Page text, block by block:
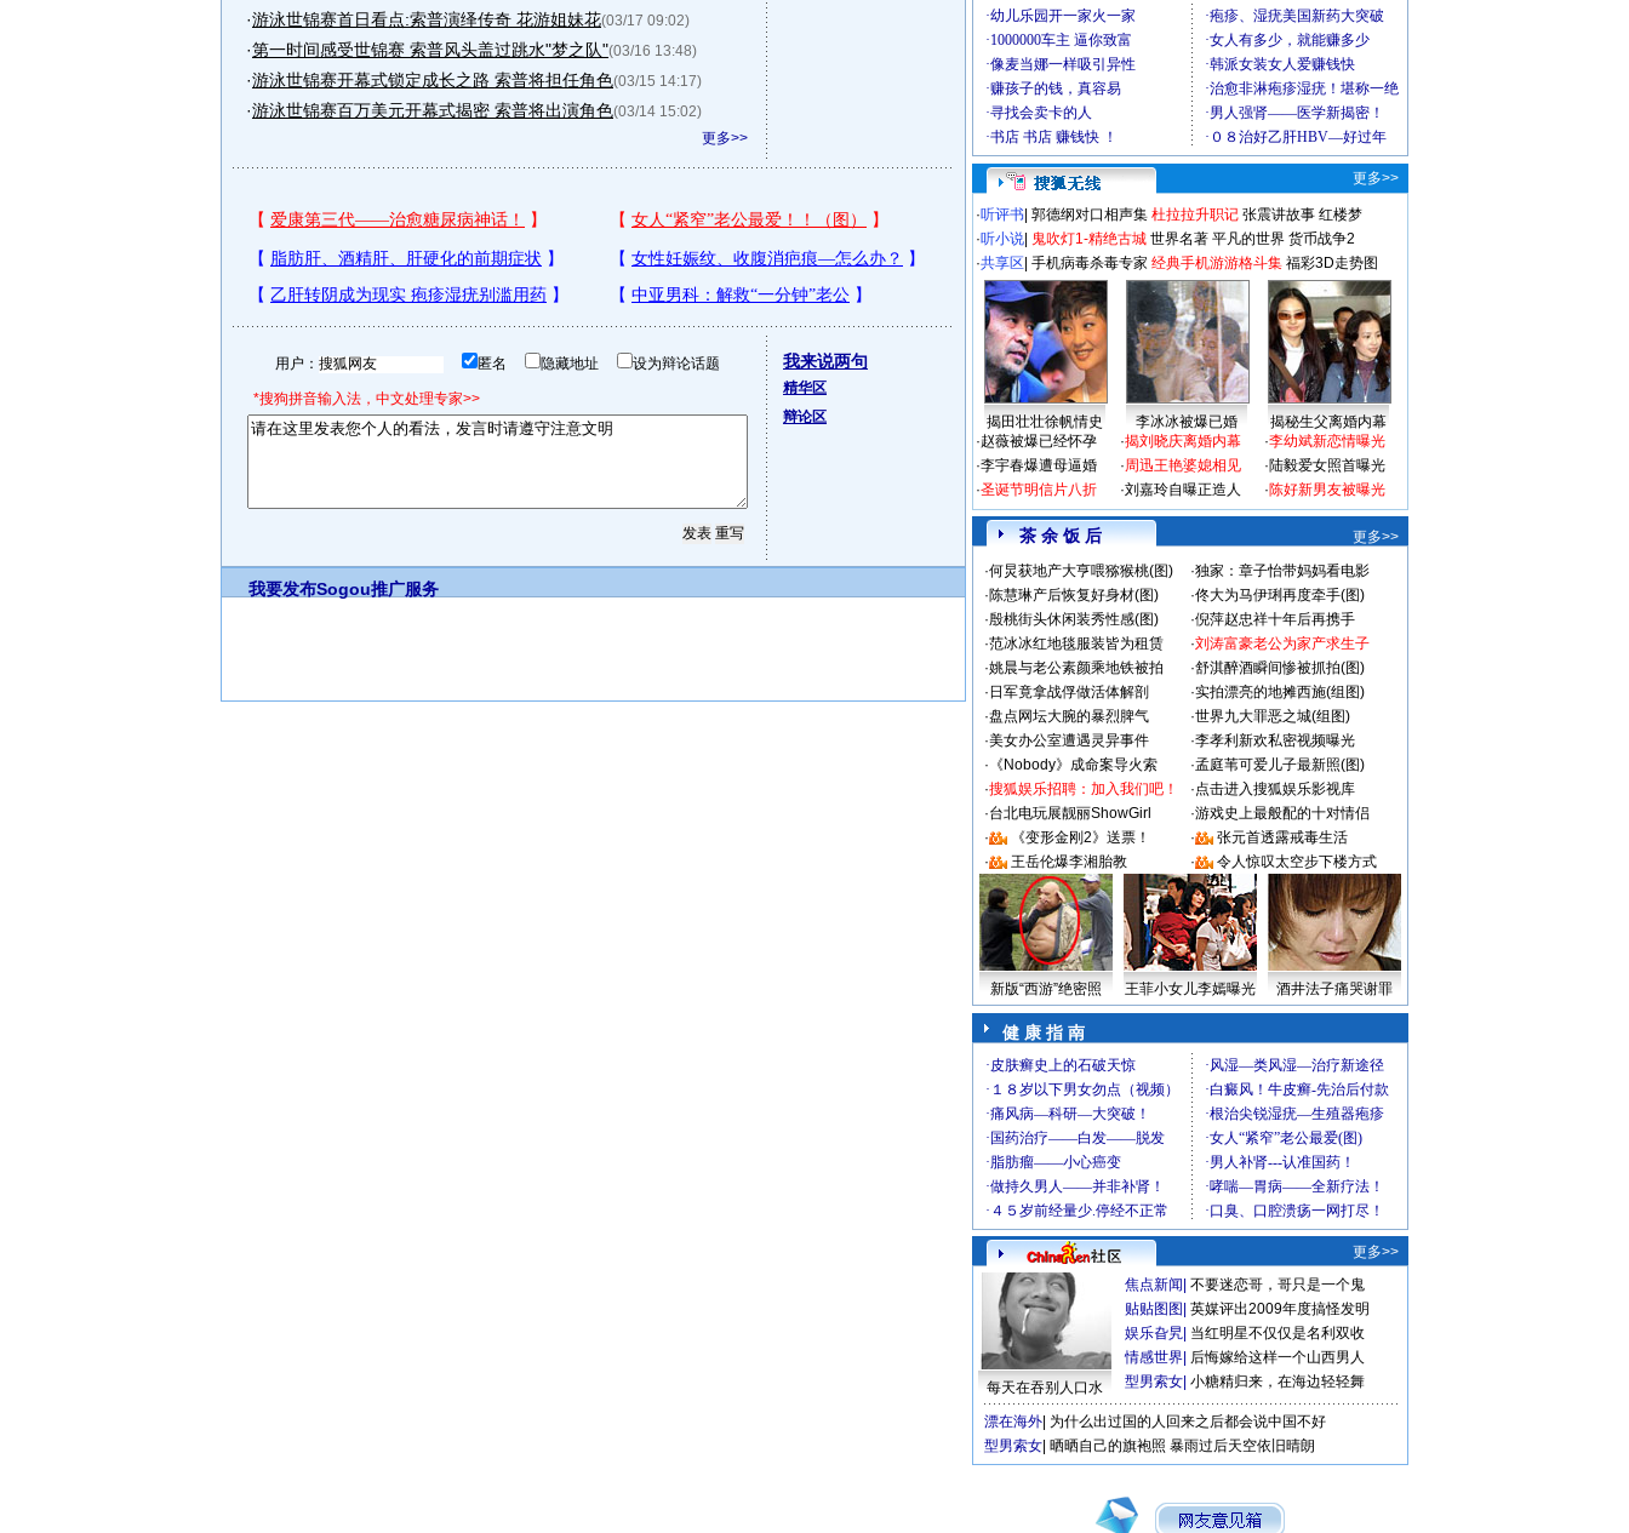
·游泳世锦赛首日看点:索普演绎传奇 花游姐妹花(03/17 09:02)
·第一时间感受世锦赛 索普风头盖过跳水"梦之队"(03/16 13:48)
·游泳世锦赛开幕式锁定成长之路 索普将担任角色(03/15 14:17)
·游泳世锦赛百万美元开幕式揭密 索普将出演角色(03/14 15:02)
更多>>
用户： 匿名 隐藏地址 设为辩论话题
*搜狗拼音输入法，中文处理专家>>
我来说两句
精华区
辩论区
我要发布Sogou推广服务
更多>>
·听评书 郭德纲对口相声集 杜拉拉升职记 张震讲故事 红楼梦
·听小说 鬼吹灯1-精绝古城 世界名著 平凡的世界 货币战争2
·共享区 手机病毒杀毒专家 经典手机游游格斗集 福彩3D走势图
揭田壮壮徐帆情史 李冰冰被爆已婚
揭秘生父离婚内幕
·赵薇被爆已经怀孕
·李宇春爆遭母逼婚
·圣诞节明信片八折
·揭刘晓庆离婚内幕
·周迅王艳婆媳相见
·刘嘉玲自曝正造人
·李幼斌新恋情曝光
·陆毅爱女照首曝光
·陈好新男友被曝光
茶 余 饭 后
更多>>
·何炅获地产大亨喂猕猴桃(图) ·独家：章子怡带妈妈看电影
·陈慧琳产后恢复好身材(图) ·佟大为马伊琍再度牵手(图)
·殷桃街头休闲装秀性感(图) ·倪萍赵忠祥十年后再携手
·范冰冰红地毯服装皆为租赁 ·刘涛富豪老公为家产求生子
·姚晨与老公素颜乘地铁被拍 ·舒淇醉酒瞬间惨被抓拍(图)
· 日军竟拿战俘做活体解剖 ·实拍漂亮的地摊西施(组图)
·盘点网坛大腕的暴烈脾气 ·世界九大罪恶之城(组图)
·美女办公室遭遇灵异事件 ·李孝利新欢私密视频曝光
· 《Nobody》成命案导火索 ·孟庭苇可爱儿子最新照(图)
·搜狐娱乐招聘：加入我们吧！ ·点击进入搜狐娱乐影视库
·台北电玩展靓丽ShowGirl ·游戏史上最般配的十对情侣
·
《变形金刚2》送票！ ·
张元首透露戒毒生活
·
王岳伦爆李湘胎教 · 令人惊叹太空步下楼方式
新版“西游”绝密照 王菲小女儿李嫣曝光 酒井法子痛哭谢罪
健 康 指 南
更多>>
每天在吞别人口水
焦点新闻 不要迷恋哥，哥只是一个鬼
贴贴图图 英媒评出2009年度搞怪发明
娱乐旮旯 当红明星不仅仅是名利双收
情感世界 后悔嫁给这样一个山西男人
型男索女 小糖精归来，在海边轻轻舞
漂在海外 为什么出过国的人回来之后都会说中国不好
型男索女 晒晒自己的旗袍照 暴雨过后天空依旧晴朗